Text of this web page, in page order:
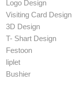
Logo Design
Visiting Card Design
3D Design
T- Shart Design
Festoon
liplet
Bushier